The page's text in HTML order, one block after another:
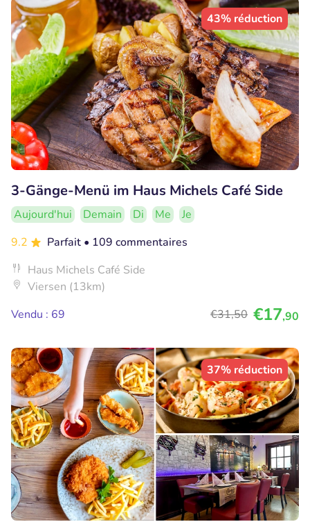
43% réduction
3-Gänge-Menü im Haus Michels Café Side
Aujourd'hui Demain Di Me
Je
9.2
Parfait • 109 commentaires
Haus Michels Café Side
Viersen (13km)
Vendu : 69
€31,50 €17,90
37% réduction